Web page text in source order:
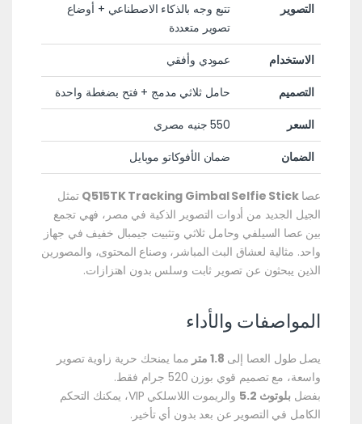
التصوير
تتبع وجه بالذكاء الاصطناعي + أوضاع
تصوير متعددة
الاستخدام
عمودي وأفقي
التصميم
حامل ثلاثي مدمج + فتح بضغطة واحدة
السعر
550 جنيه مصري
الضمان
ضمان الأفوكاتو موبايل
عصاQ515TK Tracking Gimbal Selfie Stick تمثل
الجيل الجديد من أدوات التصوير الذكية في مصر، فهي تجمع
بين عصا السيلفي وحامل ثلاثي وتثبيت جيمبال خفيف في جهاز
واحد. مثالية لعشاق البث المباشر، وصناع المحتوى، والمصورين
الذين يبحثون عن تصوير ثابت وسلس بدون اهتزازات.
المواصفات والأداء
يصل طول العصا إلى 1.8 متر
مما يمنحك حرية زاوية تصوير
واسعة، مع تصميم قوي بوزن 520 جرام فقط.
بفضلبلوتوث 5.2
والريموت اللاسلكي VIP، يمكنك التحكم
الكامل في التصوير عن بعد بدون أي تأخير.